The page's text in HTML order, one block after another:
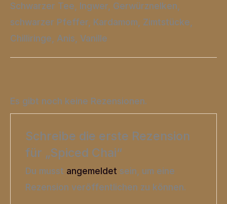
Schwarzer Tee, Ingwer, Gerwürznelken,
schwarzer Pfeffer, Kardamom, Zimtstücke,
Chilliringe, Anis, Vanille
Es gibt noch keine Rezensionen.
Schreibe die erste Rezension
für „Spiced Chai“
Du musst angemeldet sein, um eine
Rezension veröffentlichen zu können.